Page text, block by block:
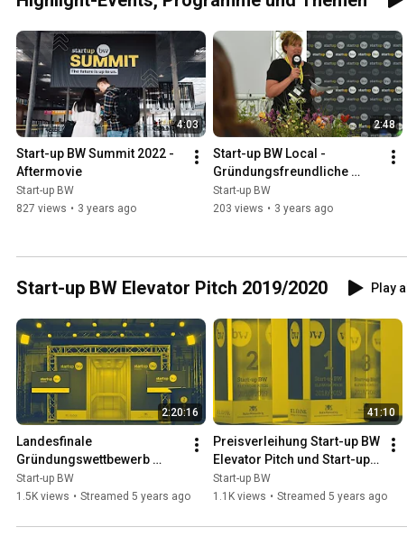
4:03
Start-up BW Summit 2022 -
Aftermovie
Start-up BW
827 views • 3 years ago
2:48
Start-up BW Local -
Gründungsfreundliche
Kommune 2022/2023
Start-up BW
203 views • 3 years ago
Start-up BW Elevator Pitch 2019/2020 Play all
2:20:16
Landesfinale
Gründungswettbewerb
Start-up BW Elevator Pitch
Start-up BW
1.5K views • Streamed 5 years ago
41:10
Preisverleihung Start-up BW
Elevator Pitch und Start-up
BW Local
Start-up BW
1.1K views • Streamed 5 years ago